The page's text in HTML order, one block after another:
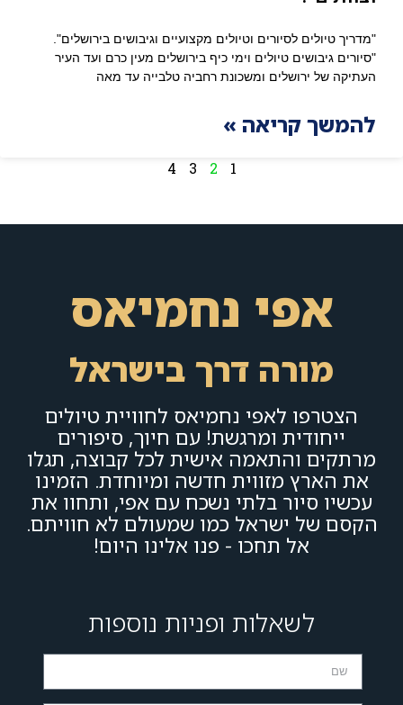
"מדריך טיולים לסיורים וטיולים מקצועיים וגיבושים בירושלים".
"סיורים גיבושים טיולים וימי כיף בירושלים מעין כרם ועד העיר
העתיקה של ירושלים ומשכונת רחביה טלבייה עד מאה
להמשך קריאה »
1
2
3
4
אפי נחמיאס
מורה דרך בישראל
הצטרפו לאפי נחמיאס לחוויית טיולים
ייחודית ומרגשת! עם חיוך, סיפורים
מרתקים והתאמה אישית לכל קבוצה, תגלו
את הארץ מזווית חדשה ומיוחדת. הזמינו
עכשיו סיור בלתי נשכח עם אפי, ותחוו את
הקסם של ישראל כמו שמעולם לא חוויתם.
אל תחכו - פנו אלינו היום!
לשאלות ופניות נוספות